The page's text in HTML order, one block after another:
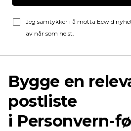
Jeg samtykker i å motta Ecwid
av når som helst.
Bygge en
postliste
i Personvern-